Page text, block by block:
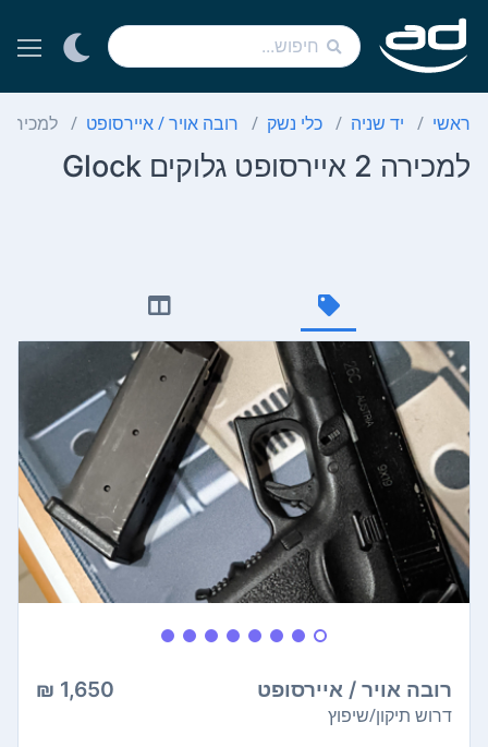
ראשי יד שניה כלי נשק רובה אויר / איירסופט למכירה 2 איירסופט גלוקים Glock
למכירה 2 איירסופט גלוקים Glock
רובה אויר / איירסופט 1,650 ₪
דרוש תיקון/שיפוץ